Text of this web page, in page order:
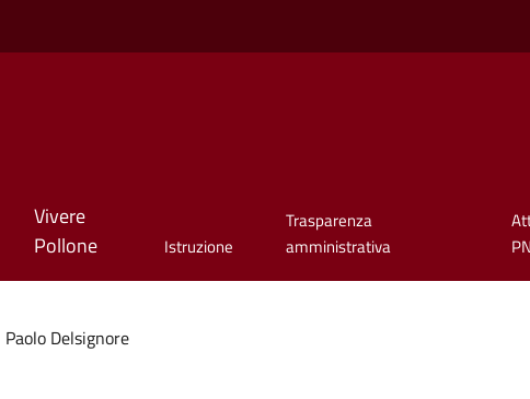
Vivere
Pollone
Istruzione
Trasparenza
amministrativa
Paolo Delsignore